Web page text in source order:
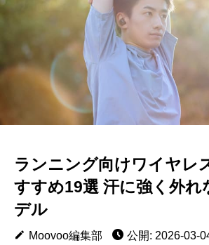
ランニング向けワイヤレ
すすめ19選 汗に強く外れ
デル
Moovoo編集部
公開: 2026-03-